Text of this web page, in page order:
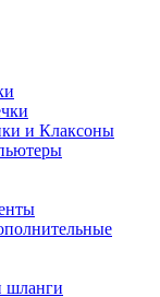
и Клаксоны
шланги